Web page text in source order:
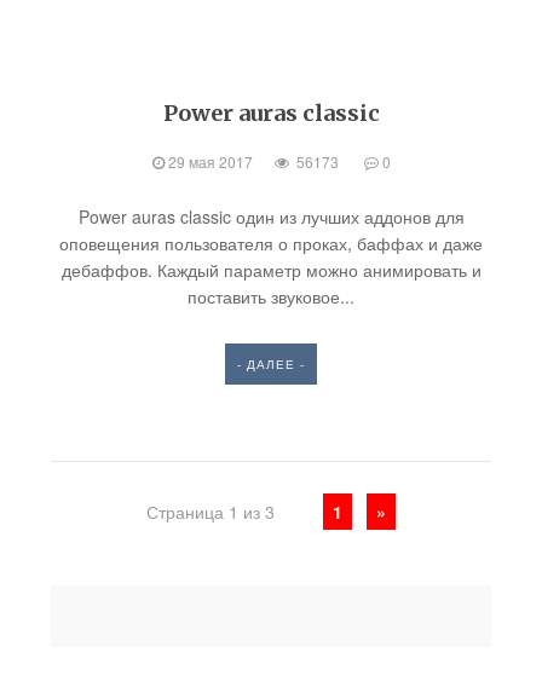
Power auras classic
29 мая 2017 56173 0
Power auras classic один из лучших аддонов для
оповещения пользователя о проках, баффах и даже
дебаффов. Каждый параметр можно анимировать и
поставить звуковое...
- ДАЛЕЕ -
Страница 1 из 3 1 »